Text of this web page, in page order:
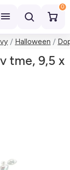
0
Halloween
tme, 9,5 x